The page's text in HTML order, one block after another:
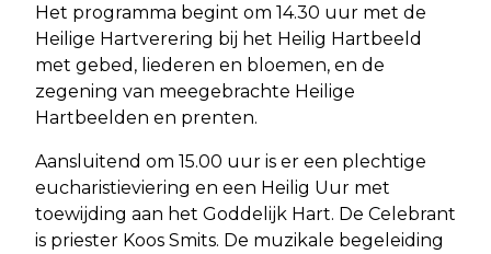
Het programma begint om 14.30 uur met de
Heilige Hartverering bij het Heilig Hartbeeld
met gebed, liederen en bloemen, en de
zegening van meegebrachte Heilige
Hartbeelden en prenten.
Aansluitend om 15.00 uur is er een plechtige
eucharistieviering en een Heilig Uur met
toewijding aan het Goddelijk Hart. De Celebrant
is priester Koos Smits. De muzikale begeleiding